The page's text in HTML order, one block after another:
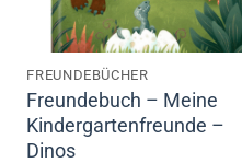
FREUNDEBÜCHER
Freundebuch – Meine
Kindergartenfreunde –
Dinos